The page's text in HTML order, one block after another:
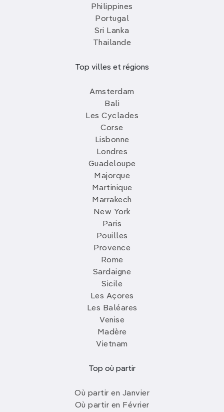
Philippines
Portugal
Sri Lanka
Thailande
Top villes et régions
Amsterdam
Bali
Les Cyclades
Corse
Lisbonne
Londres
Guadeloupe
Majorque
Martinique
Marrakech
New York
Paris
Pouilles
Provence
Rome
Sardaigne
Sicile
Les Açores
Les Baléares
Venise
Madère
Vietnam
Top où partir
Où partir en Janvier
Où partir en Février